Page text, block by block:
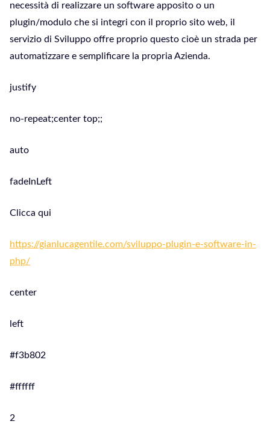
necessità di realizzare un software apposito o un
plugin/modulo che si integri con il proprio sito web, il
servizio di Sviluppo offre proprio questo cioè un strada per
automatizzare e semplificare la propria Azienda.
justify
no-repeat;center top;;
auto
fadeInLeft
Clicca qui
https://gianlucagentile.com/sviluppo-plugin-e-software-in-
php/
center
left
#f3b802
#ffffff
2